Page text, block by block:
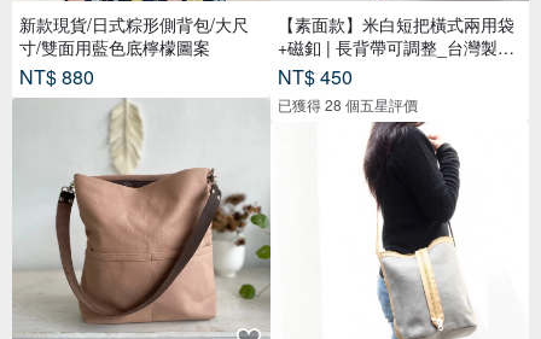
新款現貨/日式粽形側背包/大尺
寸/雙面用藍色底檸檬圖案
NT$ 880
【素面款】米白短把橫式兩用袋
+磁釦 | 長背帶可調整_台灣製布
包
NT$ 450
已獲得 28 個五星評價